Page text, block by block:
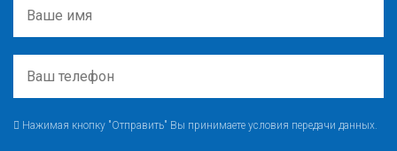
Нажимая кнопку "Отправить" Вы принимаете условия передачи данных.